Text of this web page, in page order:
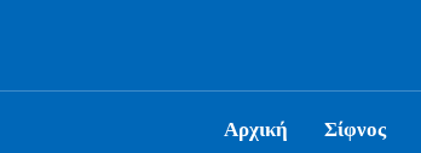
Αρχική Σίφνος